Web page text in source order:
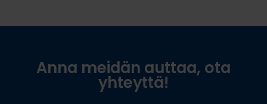
Anna meidän auttaa, ota
yhteyttä!